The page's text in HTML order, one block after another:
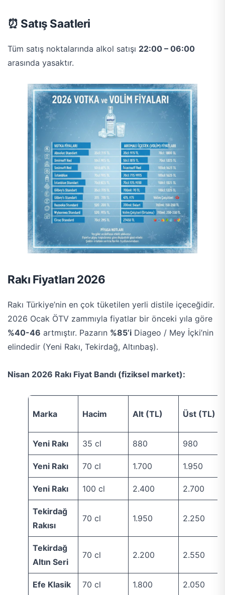
⏰ Satış Saatleri
Tüm satış noktalarında alkol satışı 22:00 – 06:00
arasında yasaktır.
Rakı Fiyatları 2026
Rakı Türkiye’nin en çok tüketilen yerli distile içeceğidir.
2026 Ocak ÖTV zammıyla fiyatlar bir önceki yıla göre
%40-46 artmıştır. Pazarın %85’i Diageo / Mey İçki’nin
elindedir (Yeni Rakı, Tekirdağ, Altınbaş).
Nisan 2026 Rakı Fiyat Bandı (fiziksel market):
Marka Hacim Alt (TL) Üst (TL)
Yeni Rakı 35 cl 880 980
Yeni Rakı 70 cl 1.700 1.950
Yeni Rakı 100 cl 2.400 2.700
Tekirdağ
Rakısı
70 cl 1.950 2.250
Tekirdağ
Altın Seri
70 cl 2.200 2.550
Efe Klasik 70 cl 1.800 2.050